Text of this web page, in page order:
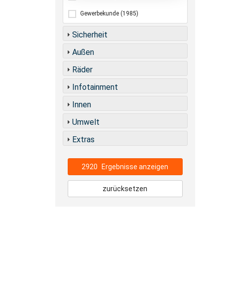
Gewerbekunde (1985)
Sicherheit
Außen
Räder
Infotainment
Innen
Umwelt
Extras
2920 Ergebnisse anzeigen
zurücksetzen